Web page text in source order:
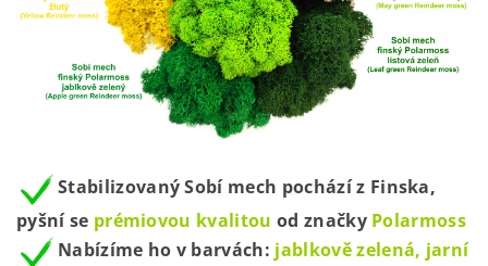
Stabilizovaný Sobí mech pochází z Finska,
pyšní se prémiovou kvalitou od značkyPolarmoss
Nabízíme ho v barvách: jablkově zelená, jarní